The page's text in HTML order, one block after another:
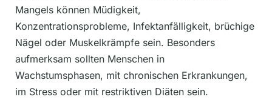
Mangels können Müdigkeit,
Konzentrationsprobleme, Infektanfälligkeit, brüchige
Nägel oder Muskelkrämpfe sein. Besonders
aufmerksam sollten Menschen in
Wachstumsphasen, mit chronischen Erkrankungen,
im Stress oder mit restriktiven Diäten sein.